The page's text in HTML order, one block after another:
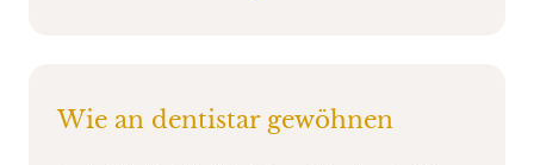
Wie an dentistar gewöhnen